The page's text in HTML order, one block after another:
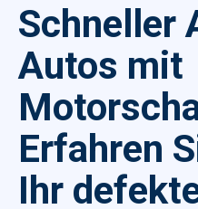
Schneller
Autos mit
Erfahren
Ihr